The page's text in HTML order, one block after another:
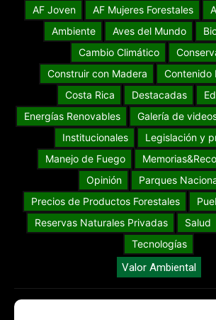
AF Joven AF Mujeres Forestales
Ambiente
Aves del Mundo
Cambio Climático
Construir con Madera
Contenido
Costa Rica
Destacadas
Energías Renovables
Galería de
Institucionales
Legislación y
Manejo de Fuego
Opinión
Parques
Precios de Productos Forestales
Reservas Naturales Privadas
Salud
Tecnologías
Valor Ambiental